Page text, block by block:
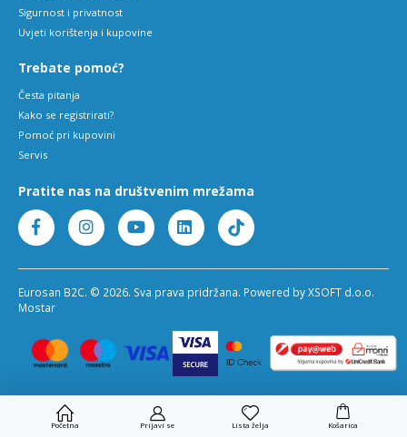
Početna Prijavi se Lista želja Košarica
Sigurnost i privatnost
Uvjeti korištenja i kupovine
Trebate pomoć?
Česta pitanja
Kako se registrirati?
Pomoć pri kupovini
Servis
Pratite nas na društvenim mrežama
Eurosan B2C. © 2026. Sva prava pridržana. Powered by XSOFT d.o.o.
Mostar